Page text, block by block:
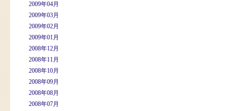
2009年04月
2009年03月
2009年02月
2009年01月
2008年12月
2008年11月
2008年10月
2008年09月
2008年08月
2008年07月